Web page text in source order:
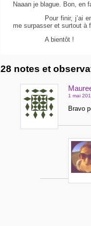
Naaan je blague. Bon, en
Pour finir, j’ai
me surpasser et surtout à
A bientôt !
28 notes et
1 mai
Bravo